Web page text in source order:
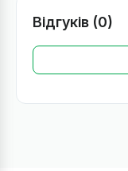
Відгуків (0)